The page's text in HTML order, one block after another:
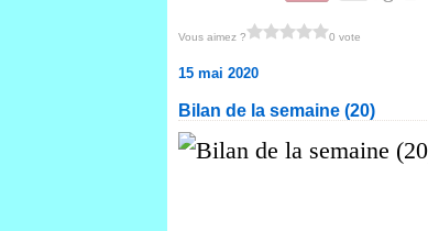
Vous aimez ? 0 vote
15 mai 2020
Bilan de la semaine (20)